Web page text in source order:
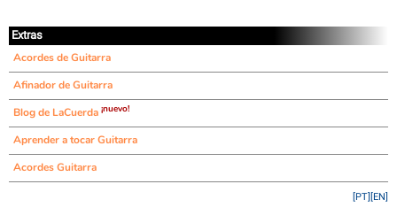
Extras
Acordes de Guitarra
Afinador de Guitarra
Blog de LaCuerda ¡nuevo!
Aprender a tocar Guitarra
Acordes Guitarra
[EN]
[PT]